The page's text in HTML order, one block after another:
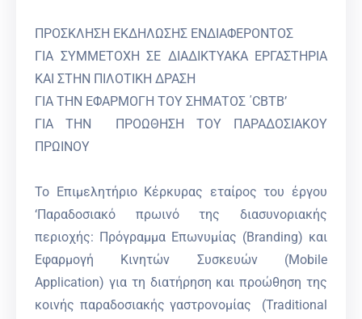
ΠΡΟΣΚΛΗΣΗ ΕΚΔΗΛΩΣΗΣ ΕΝΔΙΑΦΕΡΟΝΤΟΣ
ΓΙΑ ΣΥΜΜΕΤΟΧΗ ΣΕ ΔΙΑΔΙΚΤΥΑΚΑ ΕΡΓΑΣΤΗΡΙΑ
ΚΑΙ ΣΤΗΝ ΠΙΛΟΤΙΚΗ ΔΡΑΣΗ
ΓΙΑ ΤΗΝ ΕΦΑΡΜΟΓΗ ΤΟΥ ΣΗΜΑΤΟΣ ΄CBTB’
ΓΙΑ ΤΗΝ ΠΡΟΩΘΗΣΗ ΤΟΥ ΠΑΡΑΔΟΣΙΑΚΟΥ
ΠΡΩΙΝΟΥ
Το Επιμελητήριο Κέρκυρας εταίρος του έργου
‘Παραδοσιακό πρωινό της διασυνοριακής
περιοχής: Πρόγραμμα Επωνυμίας (Branding) και
Εφαρμογή Κινητών Συσκευών (Mobile
Application) για τη διατήρηση και προώθηση της
κοινής παραδοσιακής γαστρονομίας (Traditional